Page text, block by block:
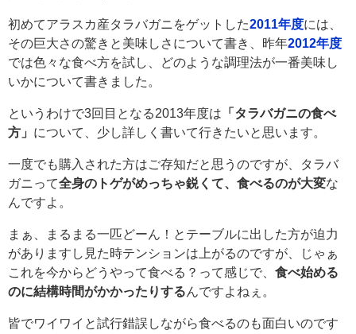
初めてアラスカ産タラバガニをゲットした2011年度には、
その巨大さの驚きと美味しさについて書き、昨年2012年度
では色々な食べ方を試し、どのような調理法が一番美味し
いかについて書きました。
というわけで3回目となる2013年度は 「タラバガニの食べ
方」 について、少し詳しく書いて行きたいと思います。
一度でも購入された方はご存知だと思うのですが、タラバ
ガニって全身のトゲがめっちゃ鋭くて、食べるのが大変な
んですよ。
まぁ、まるまる一匹どーん！とテーブルに出した方が迫力
がありますし見た時テンションは上がるのですが、じゃぁ
これを今からどうやって食べる？って感じで、 食べ始める
のに結構時間がかかったりするんですよねぇ。
皆でワイワイと試行錯誤しながら食べるのも面白いのです